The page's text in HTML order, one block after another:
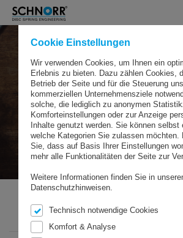
Cookie Einstellungen
Wir verwenden Cookies, um Ihnen ein
Erlebnis zu bieten. Dazu zählen Cookies,
Betrieb der Seite und für die Steuerung
kommerziellen Unternehmensziele
solche, die lediglich zu anonymen
Komforteinstellungen oder zur Anzeige
Inhalte genutzt werden. Sie können selbst
welche Kategorien Sie zulassen möchten.
Sie, dass auf Basis Ihrer Einstellungen
mehr alle Funktionalitäten der Seite zur
Weitere Informationen finden Sie in
Datenschutzhinweisen.
Technisch notwendige Cookies
Komfort & Analyse
SCHNORR GMBH